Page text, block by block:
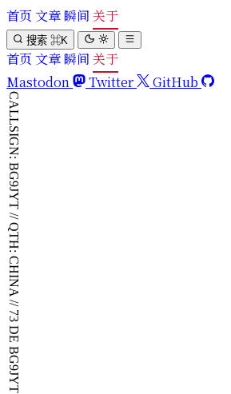
首页 文章瞬间 关于
搜索 ⌘K
首页 文章瞬间 关于
Mastodon
Twitter GitHub
CALLSIGN: BG9JYT // QTH: CHINA // 73 DE BG9JYT